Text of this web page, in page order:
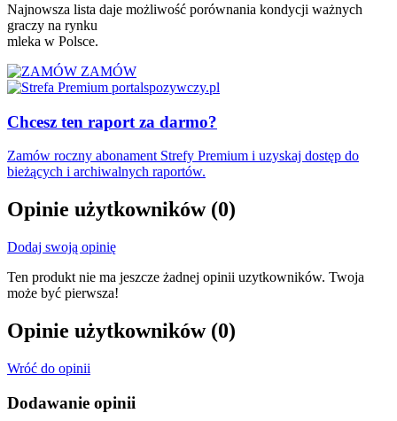
Najnowsza lista daje możliwość porównania kondycji ważnych
graczy na rynku
mleka w Polsce.
ZAMÓW
Chcesz ten raport za darmo?
Zamów roczny abonament Strefy Premium i uzyskaj dostęp do
bieżących i archiwalnych raportów.
Opinie użytkowników (0)
Dodaj swoją opinię
Ten produkt nie ma jeszcze żadnej opinii uzytkowników. Twoja
może być pierwsza!
Opinie użytkowników (0)
Wróć do opinii
Dodawanie opinii